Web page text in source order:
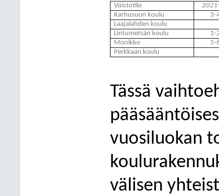
Väistötila
Karhusuon koulu
3-
Laajalahden koulu
Lintumetsän koulu
1-
Monikko
5-
Perkkaan koulu
Tässä
vuosiluokan
välisen